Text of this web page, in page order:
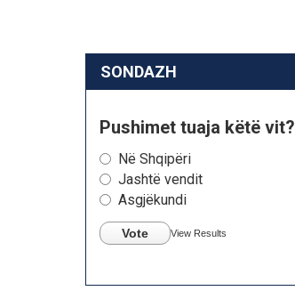
SONDAZH
Pushimet tuaja këtë vit?
Në Shqipëri
Jashtë vendit
Asgjëkundi
Vote View Results